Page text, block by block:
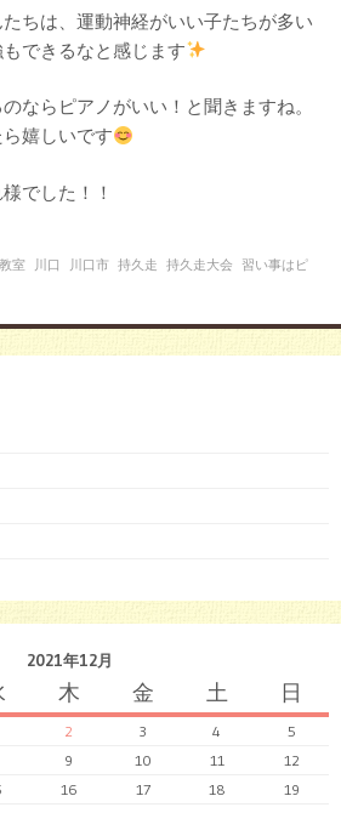
ちは、運動神経がいい子たちが多い
できるなと感じます
ならピアノがいい！と聞きますね。
嬉しいです
でした！！
室 川口 川口市 持久走 持久走大会
習い事はピ
2021年12月
木 金 土 日
2 3 4
5
9 10 11
12
16 17 18
19